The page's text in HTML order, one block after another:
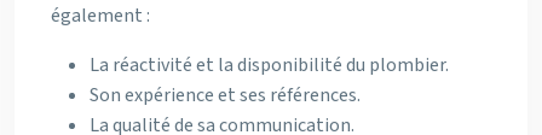
également :
La réactivité et la disponibilité du plombier.
Son expérience et ses références.
La qualité de sa communication.